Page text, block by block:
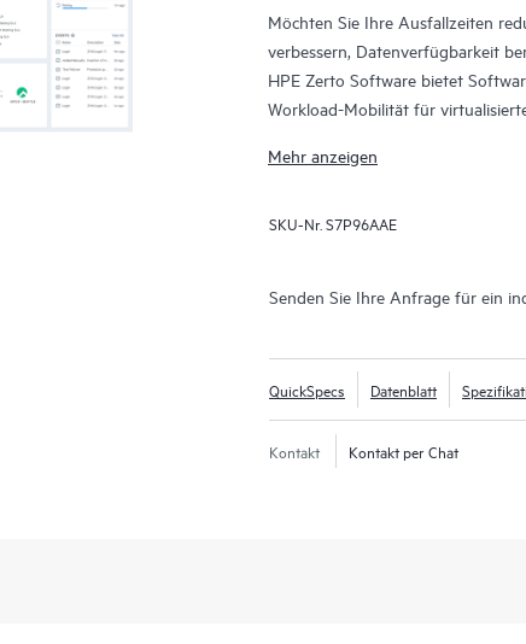
Möchten Sie Ihre Ausfallzeiten
verbessern, Datenverfügbarkeit
HPE Zerto Software bietet
Workload-Mobilität für
dass Unternehmen sich schnell
HPE Zerto unterstützt eine breite
eine einheitliche, skalierbare
vereinfacht und es Unternehmen
Mehr anzeigen
SKU-Nr. S7P96AAE
Senden Sie Ihre Anfrage für ein
QuickSpecs Datenblatt
Kontakt Kontakt per Chat